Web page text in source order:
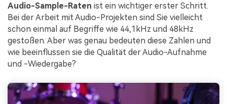
Audio-Sample-Raten ist ein wichtiger erster Schritt.
Bei der Arbeit mit Audio-Projekten sind Sie vielleicht
schon einmal auf Begriffe wie 44,1kHz und 48kHz
gestoßen. Aber was genau bedeuten diese Zahlen und
wie beeinflussen sie die Qualität der Audio-Aufnahme
und -Wiedergabe?